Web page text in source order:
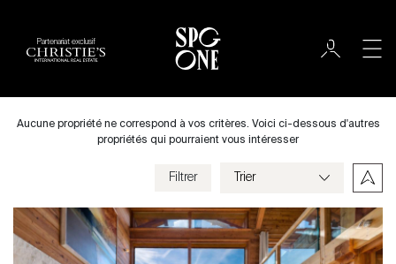
Partenariat exclusif
Villa
Aucune propriété ne correspond à vos critères. Voici ci-dessous d'autres
propriétés qui pourraient vous intéresser
Filtrer